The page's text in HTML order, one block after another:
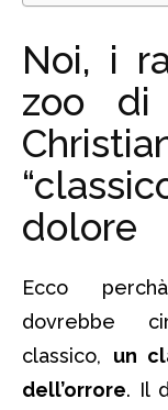
Noi, i
zoo di
dolore
Ecco
dovrebbe
classico, un
dell’orrore. Il